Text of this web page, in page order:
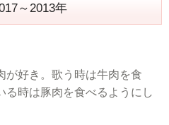
～2013年
好き。 歌う時は牛肉を食
る時は豚肉を食べるようにし